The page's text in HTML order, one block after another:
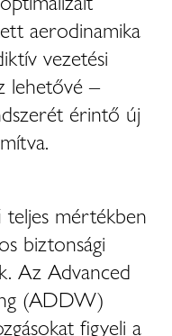
aerodinamika
vezetési
lehetővé –
érintő új
mértékben
biztonsági
Az Advanced
(ADDW)
figyeli a